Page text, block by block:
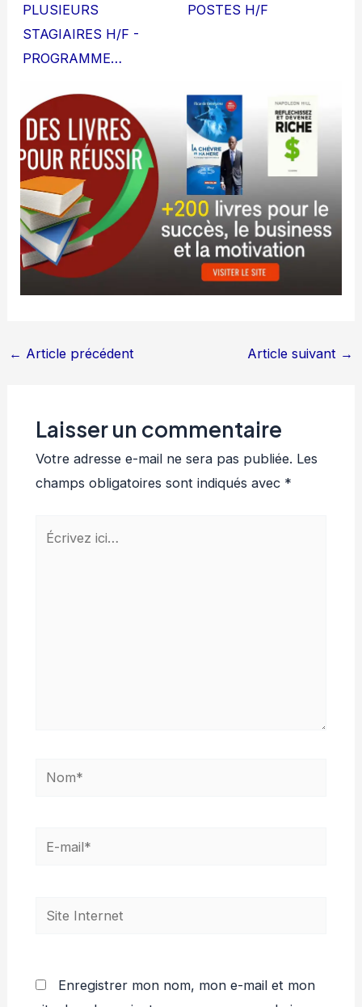
PLUSIEURS
STAGIAIRES H/F -
PROGRAMME…
POSTES H/F
← Article précédent Article suivant →
Laisser un commentaire
Votre adresse e-mail ne sera pas publiée. Les
champs obligatoires sont indiqués avec *
Écrivez
Nom*
E-
Site
Enregistrer mon nom, mon e-mail et mon